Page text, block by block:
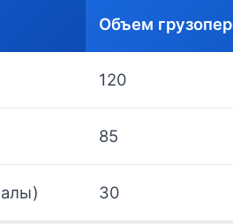
Объем
120
85
30